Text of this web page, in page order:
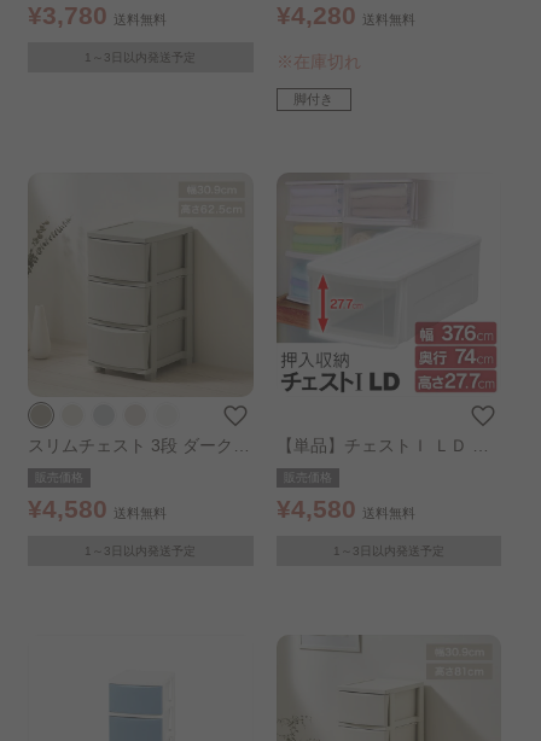
¥3,780 送料無料
1～3日以内発送予定
¥4,280 送料無料
※在庫切れ
脚付き
スリムチェスト 3段 ダークグ
レー
販売価格
¥4,580 送料無料
1～3日以内発送予定
【単品】チェストＩ ＬＤ ホ
ワイト／クリア
販売価格
¥4,580 送料無料
1～3日以内発送予定